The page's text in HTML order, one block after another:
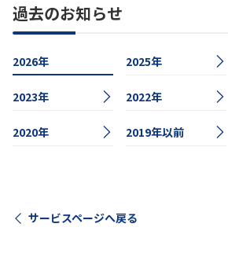
過去のお知らせ
2026年 2025年
2023年 2022年
2020年 2019年以前
サービスページへ戻る